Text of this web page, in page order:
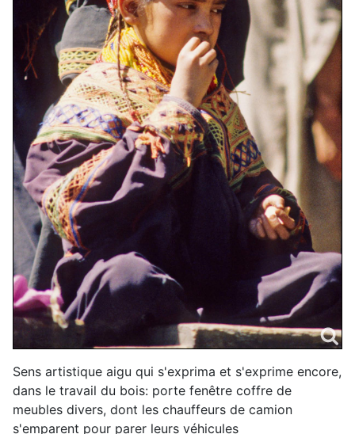
Sens artistique aigu qui s'exprima et s'exprime encore,
dans le travail du bois: porte fenêtre coffre de
meubles divers, dont les chauffeurs de camion
s'emparent pour parer leurs véhicules